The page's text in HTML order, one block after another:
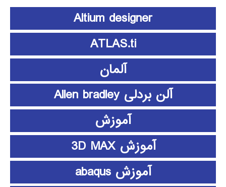
Altium designer
ATLAS.ti
آلمان
آلن بردلی Allen bradley
آموزش
آموزش 3D MAX
آموزش abaqus